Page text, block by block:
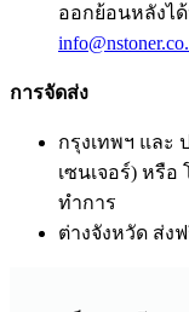
ออกย้อนหลังไ
การจัดส่ง
กรุงเทพฯ แล
เซนเจอร์) หรื
ทำการ
ต่างจังหวัด ส่ง